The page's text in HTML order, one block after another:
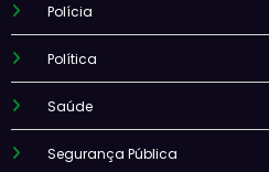
Polícia
Política
Saúde
Segurança Pública